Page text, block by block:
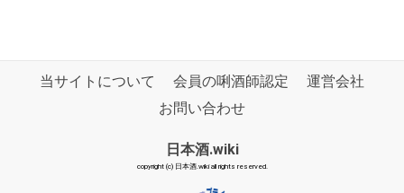
当サイトについて 会員の唎酒師認定
運営会社
お問い合わせ
日本酒.wiki
copyright (c) 日本酒.wiki all rights reserved.